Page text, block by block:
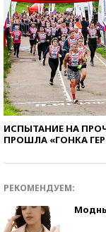
ИСПЫТАНИЕ НА
ПРОШЛА «ГОНКА
РЕКОМЕНДУЕМ: